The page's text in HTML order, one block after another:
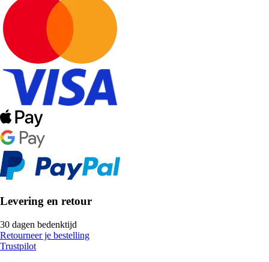
Levering en retour
30 dagen bedenktijd
Retourneer je bestelling
Trustpilot